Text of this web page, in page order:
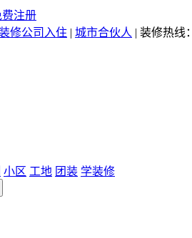
费注册
修公司入住 | 城市合伙人 | 装修热线：
小区 工地 团装 学装修